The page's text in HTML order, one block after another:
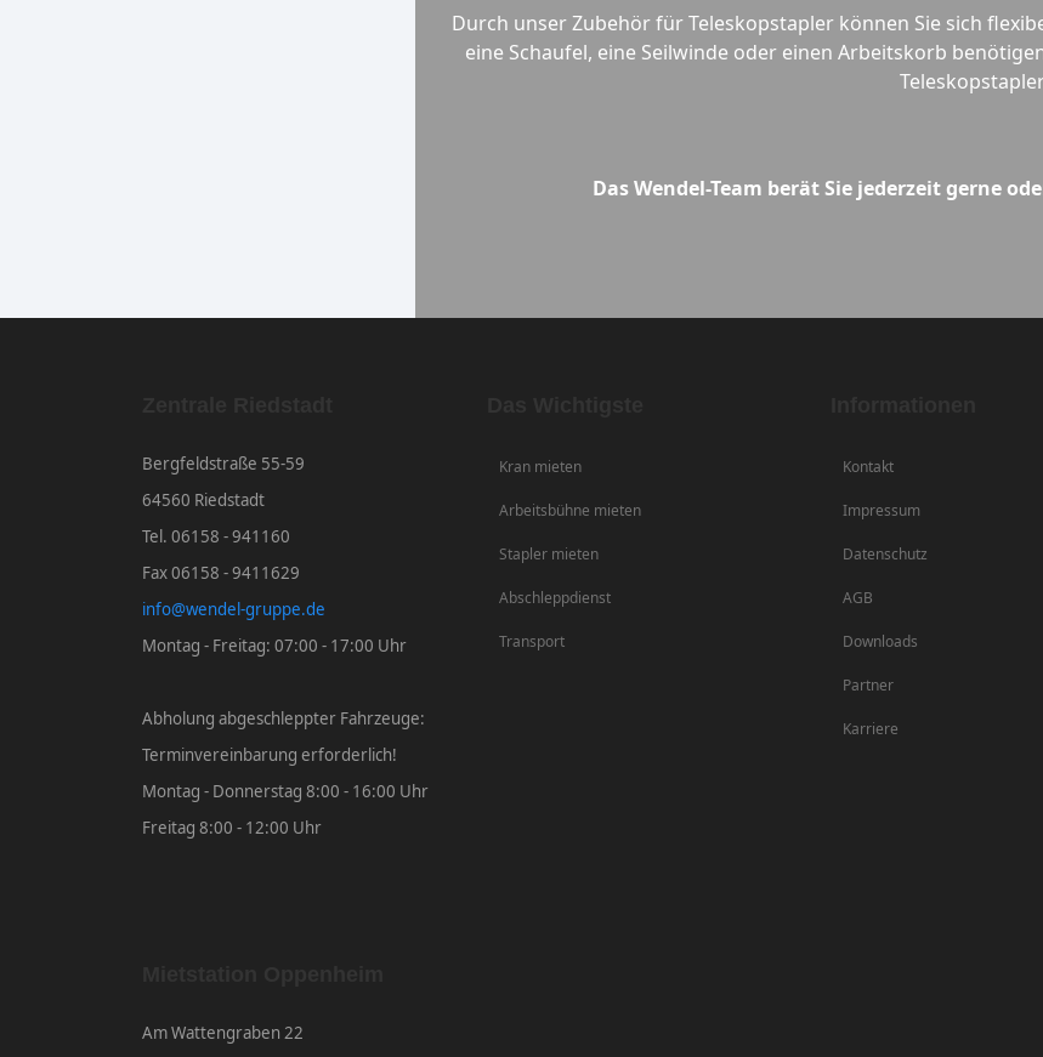
Durch unser Zubehör für Teleskopstapler können Sie sich
eine Schaufel, eine Seilwinde oder einen Arbeitskorb
Das Wendel-Team berät Sie jederzeit gerne
Bergfeldstraße 55-59
64560 Riedstadt
Tel. 06158 - 941160
Fax 06158 - 9411629
info@wendel-gruppe.de
Montag - Freitag: 07:00 - 17:00 Uhr
Abholung abgeschleppter Fahrzeuge:
Terminvereinbarung erforderlich!
Montag - Donnerstag 8:00 - 16:00 Uhr
Freitag 8:00 - 12:00 Uhr
Am Wattengraben 22
Kran mieten
Arbeitsbühne mieten
Stapler mieten
Abschleppdienst
Transport
Kontakt
Impressum
Datenschutz
AGB
Downloads
Partner
Karriere